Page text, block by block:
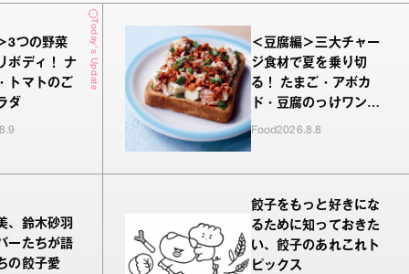
Today's Update
3つの野菜
ボディ！ ナ
トマトのご
ダ
＜豆腐編＞三大チャー
ジ食材で夏を乗り切
る！ たまご・アボカ
ド・豆腐のっけワンプ
レート
Food2026.8.8
、鈴木砂羽
ーたちが語
の餃子愛
餃子をもっと好きにな
るために知っておきた
い、餃子のあれこれト
ピックス